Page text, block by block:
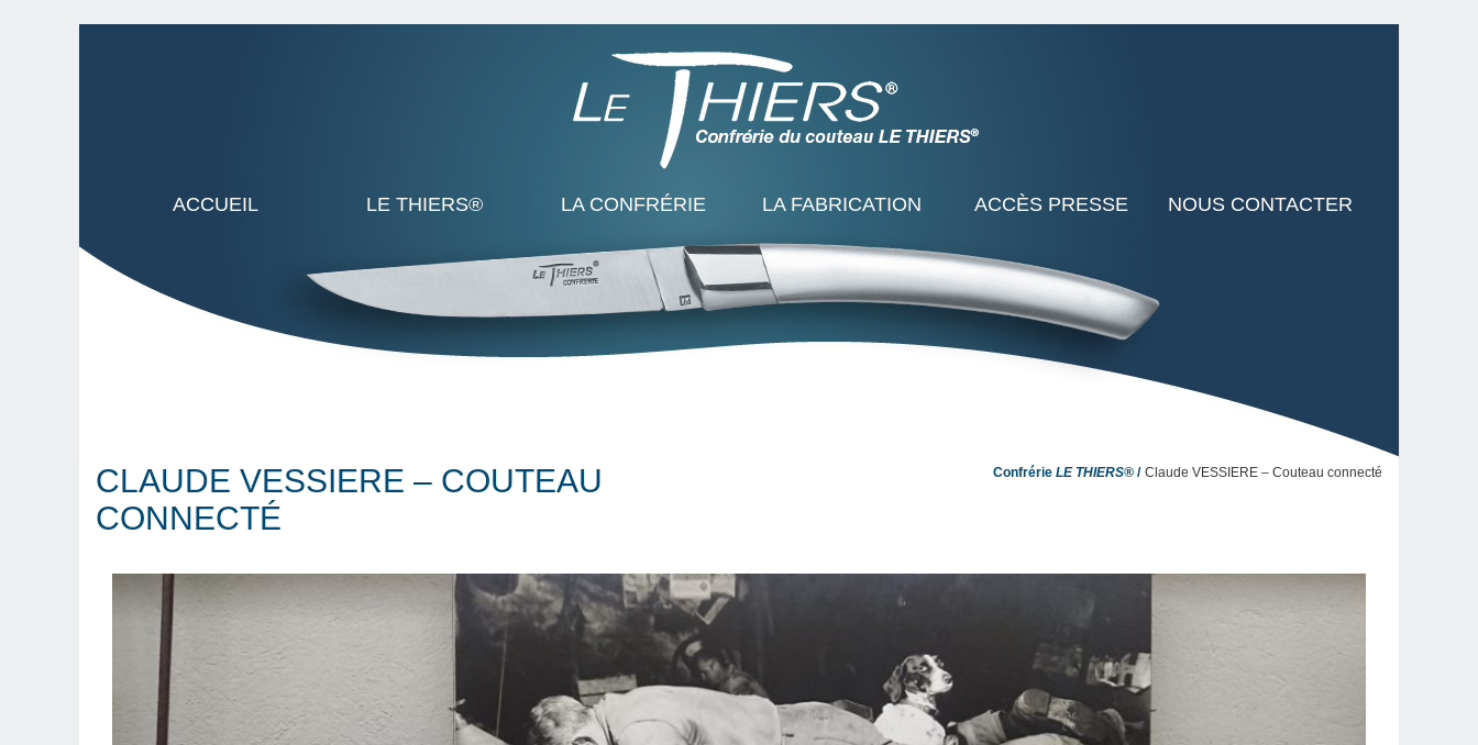
ACCUEIL LE THIERS® LA CONFRÉRIE LA FABRICATION ACCÈS PRESSE NOUS CONTACTER
CLAUDE VESSIERE – COUTEAU
CONNECTÉ
Confrérie LE THIERS® Claude VESSIERE – Couteau connecté